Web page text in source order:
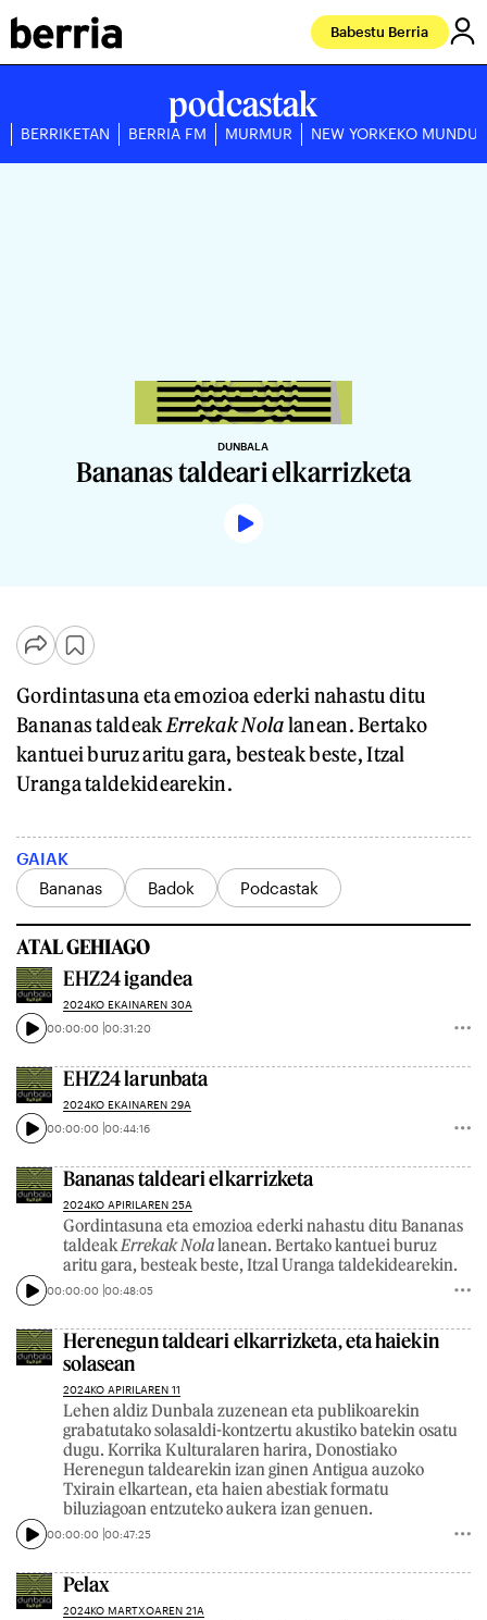
Babestu Berria
podcastak
BERRIKETAN BERRIA FM MURMUR NEW YORKEKO
DUNBALA
Bananas taldeari elkarrizketa
Gordintasuna eta emozioa ederki nahastu ditu
Bananas taldeak Errekak Nolalanean. Bertako
kantuei buruz aritu gara, besteak beste, Itzal
Uranga taldekidearekin.
GAIAK
Bananas
Badok Podcastak
ATAL GEHIAGO
EHZ24 igandea
2024KO EKAINAREN 30A
00:00:00 00:31:20
EHZ24 larunbata
2024KO EKAINAREN 29A
00:00:00 00:44:16
Bananas taldeari elkarrizketa
2024KO APIRILAREN 25A
Gordintasuna eta emozioa ederki nahastu ditu Bananas
taldeak Errekak Nolalanean. Bertako kantuei buruz
aritu gara, besteak beste, Itzal Uranga taldekidearekin.
00:00:00 00:48:05
Herenegun taldeari elkarrizketa, eta haiekin
solasean
2024KO APIRILAREN 11
Lehen aldiz Dunbala zuzenean eta publikoarekin
grabatutako solasaldi-kontzertu akustiko batekin osatu
dugu. Korrika Kulturalaren harira, Donostiako
Herenegun taldearekin izan ginen Antigua auzoko
Txirain elkartean, eta haien abestiak formatu
biluziagoan entzuteko aukera izan genuen.
00:00:00 00:47:25
Pelax
2024KO MARTXOAREN 21A